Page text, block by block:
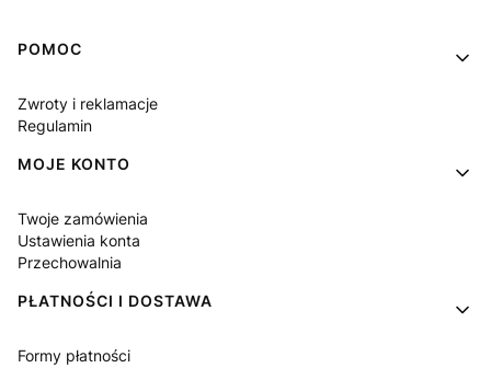
Linki w stopce
POMOC
Zwroty i reklamacje
Regulamin
MOJE KONTO
Twoje zamówienia
Ustawienia konta
Przechowalnia
PŁATNOŚCI I DOSTAWA
Formy płatności